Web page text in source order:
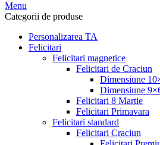
Menu
Categorii de produse
Personalizarea TA
Felicitari
Felicitari magnetice
Felicitari de Craciun
Dimensiune
Dimensiune
Felicitari 8 Martie
Felicitari Primavara
Felicitari standard
Felicitari Craciun